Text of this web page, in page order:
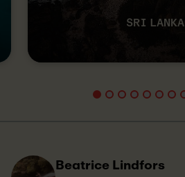
SRI LANKA
Beatrice Lindfors